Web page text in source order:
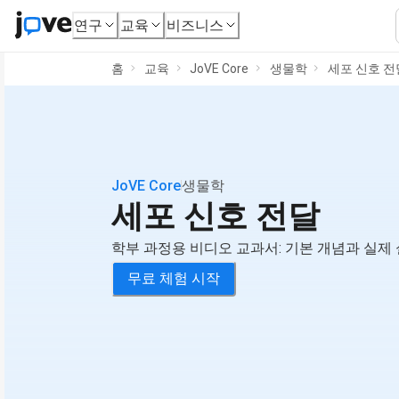
연구 교육 비즈니스
홈 교육 JoVE Core 생물학 세포 신호 전
JoVE Core생물학
세포 신호 전달
학부 과정용 비디오 교과서: 기본 개념과 실제
무료 체험 시작